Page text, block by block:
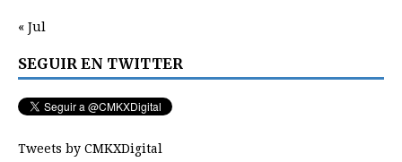
« Jul
SEGUIR EN TWITTER
Tweets by CMKXDigital